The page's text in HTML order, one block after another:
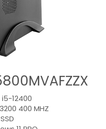
12400
400 MHZ